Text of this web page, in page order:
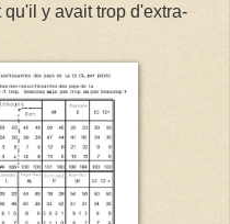
y avait trop d'extra-